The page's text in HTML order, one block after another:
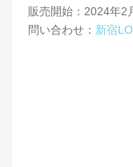
販売開始：2024年2
問い合わせ： 新宿